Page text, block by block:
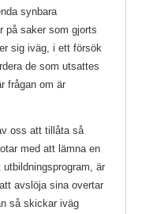
synbara
på saker som gjorts
sig iväg, i ett försök
de som utsattes
frågan om är
oss att tillåta så
med att lämna en
är
avslöja sina overtar
så skickar iväg